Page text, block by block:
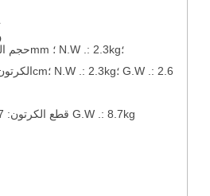
حجم الوحدة: 235 * 131 * 78.7mm ؛ N.W .: 2.3kg؛
4 قطع الكرتون: 37 * 35 * 27 سنتيمتر ؛ G.W .: 8.7kg